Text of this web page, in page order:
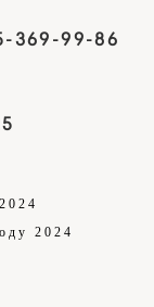
369-99-86
2024